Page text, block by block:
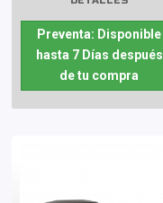
Preventa: Disponible
hasta 7 Días después
de tu compra